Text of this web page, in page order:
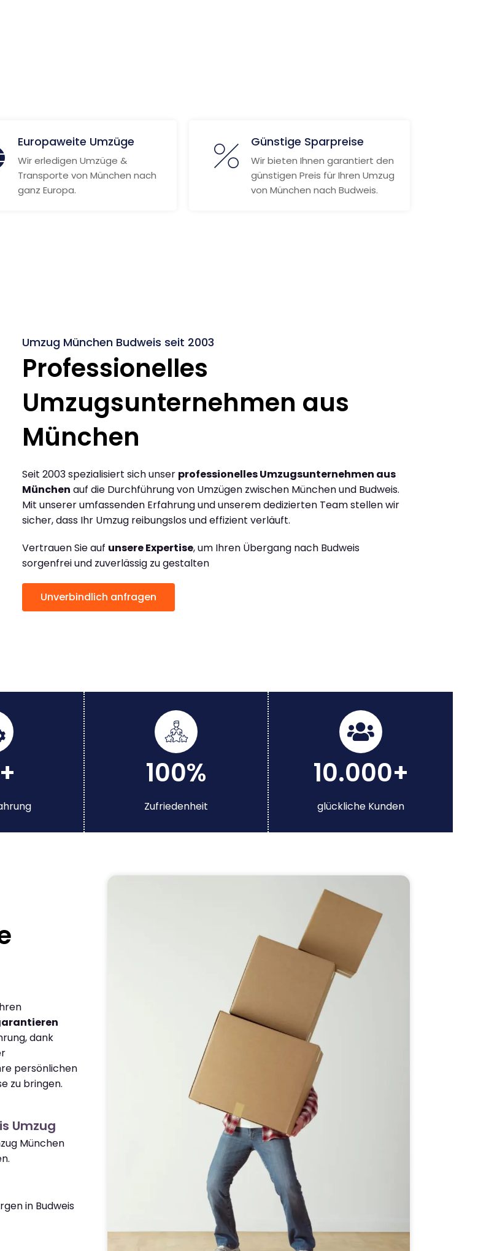
Europaweite Umzüge
Wir erledigen Umzüge &
Transporte von München nach
ganz Europa.
Günstige Sparpreise
Wir bieten Ihnen garantiert den
günstigen Preis für Ihren Umzug
von München nach Budweis.
Umzug München Budweis seit 2003
Professionelles
Umzugsunternehmen aus
München
Seit 2003 spezialisiert sich unser professionelles Umzugsunternehmen aus
München auf die Durchführung von Umzügen zwischen München und Budweis.
Mit unserer umfassenden Erfahrung und unserem dedizierten Team stellen wir
sicher, dass Ihr Umzug reibungslos und effizient verläuft.
Vertrauen Sie auf unsere Expertise, um Ihren Übergang nach Budweis
sorgenfrei und zuverlässig zu gestalten
Unverbindlich anfragen
100%
Zufriedenheit
10.000+
glückliche Kunden
dank
persönlichen
zu bringen.
Umzug
München
in Budweis